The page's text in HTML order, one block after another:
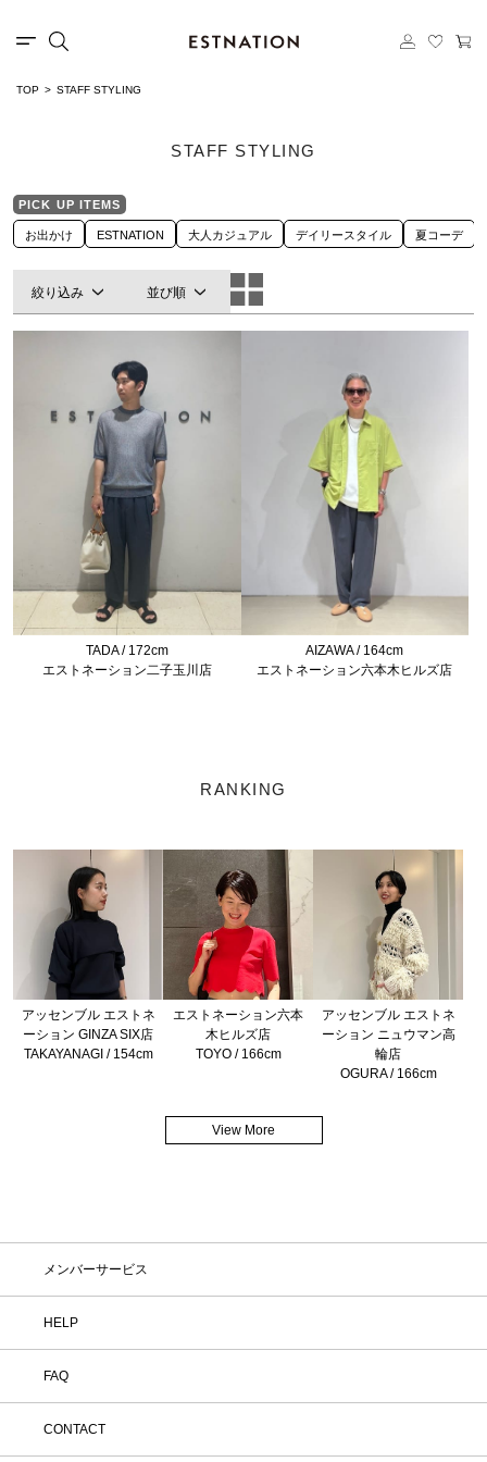
TOP STAFF STYLING
STAFF STYLING
PICK UP ITEMS
お出かけ ESTNATION 大人カジュアル デイリースタイル 夏コーデ
絞り込み 並び順
TADA / 172cm
エストネーション二子玉川店
AIZAWA / 164cm
エストネーション六本木ヒルズ店
RANKING
アッセンブル エストネ
ーション GINZA SIX店
TAKAYANAGI / 154cm
エストネーション六本
木ヒルズ店
TOYO / 166cm
アッセンブル エストネ
ーション ニュウマン高
輪店
OGURA / 166cm
View More
メンバーサービス
HELP
FAQ
CONTACT